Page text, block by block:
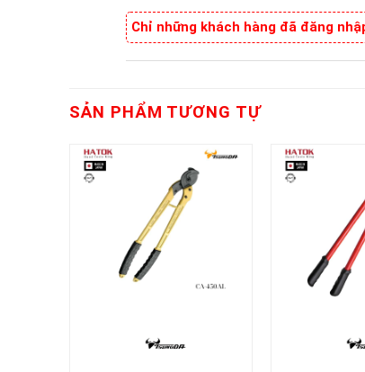
Chỉ những khách hàng đã đăng
SẢN PHẨM TƯƠNG TỰ